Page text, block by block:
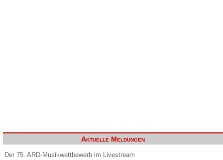
Aktuelle Meldungen
Der 75. ARD-Musikwettbewerb im Livestream